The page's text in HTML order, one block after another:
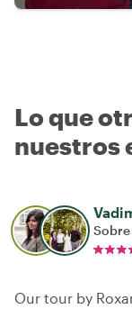
Lo que
nuestros
Our tour by